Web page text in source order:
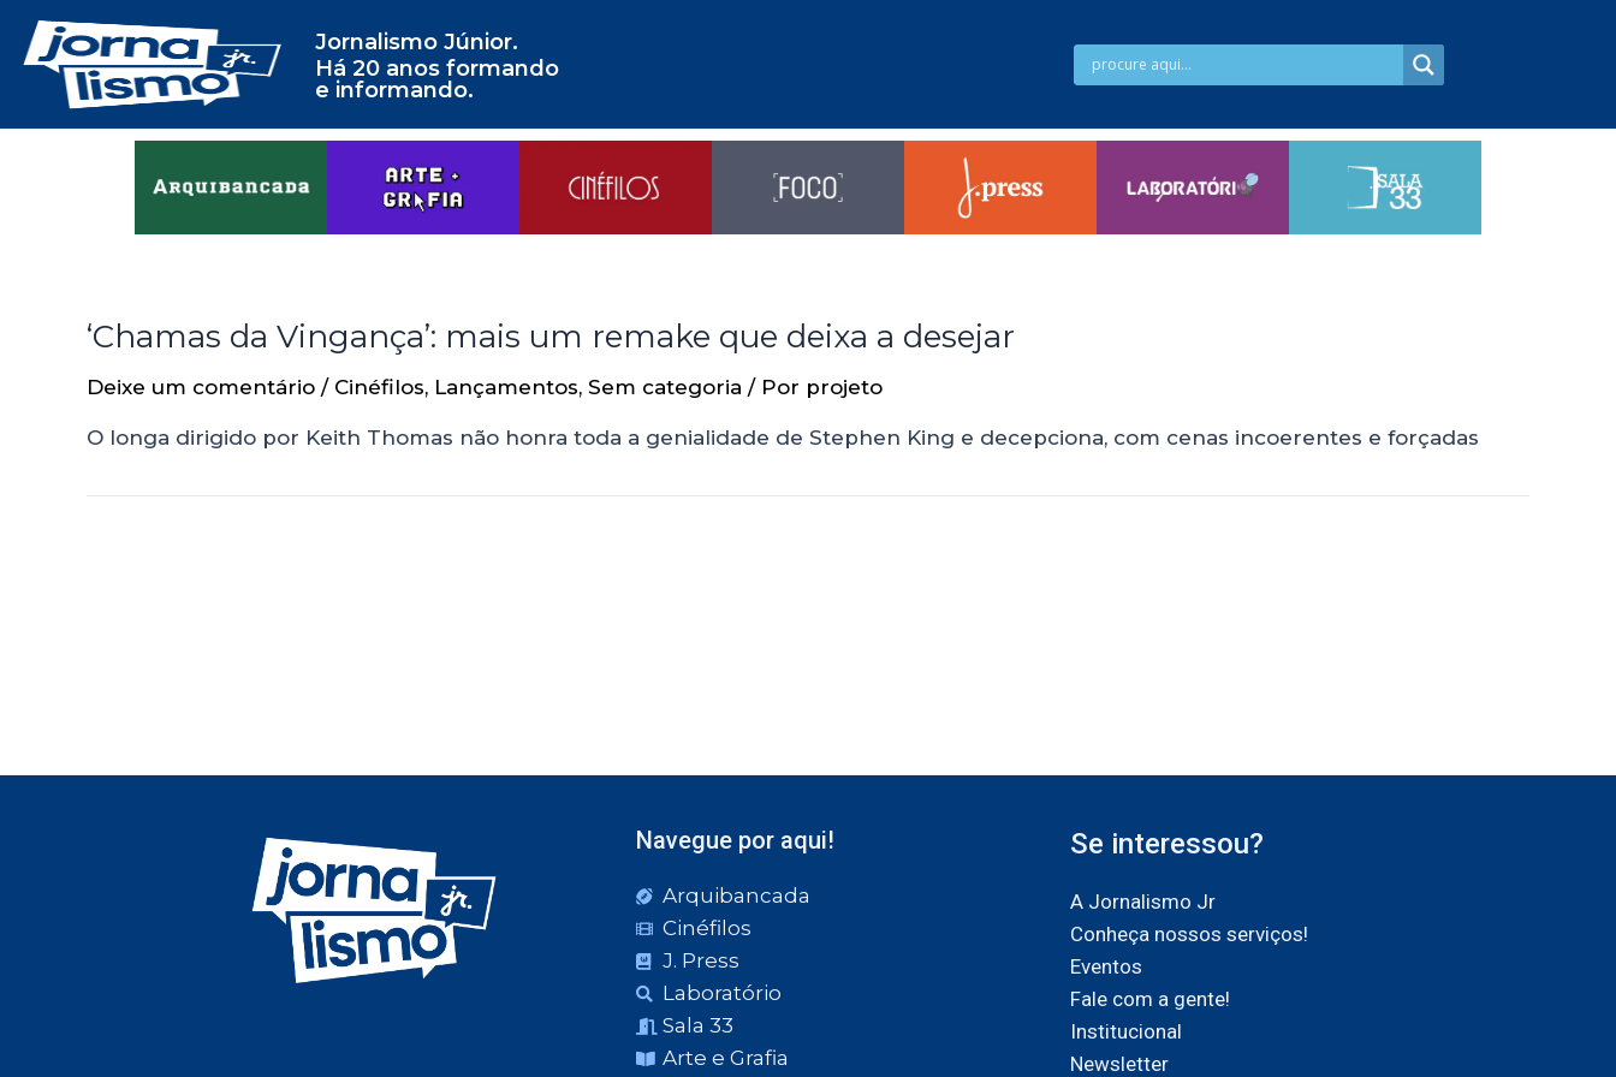
Jornalismo Júnior.
Há 20 anos formando
e informando.
‘Chamas da Vingança’: mais um remake que deixa a desejar
Deixe um comentário / Cinéfilos, Lançamentos, Sem categoria / Por projeto
O longa dirigido por Keith Thomas não honra toda a genialidade de Stephen King e decepciona, com cenas incoerentes e forçadas
Navegue por aqui!
Arquibancada
Cinéfilos
J. Press
Laboratório
Sala 33
Arte e Grafia
Se interessou?
A Jornalismo Jr
Conheça nossos serviços!
Eventos
Fale com a gente!
Institucional
Newsletter